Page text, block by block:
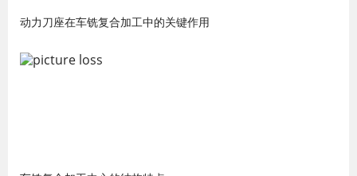
动力刀座在车铣复合加工中的关键作用